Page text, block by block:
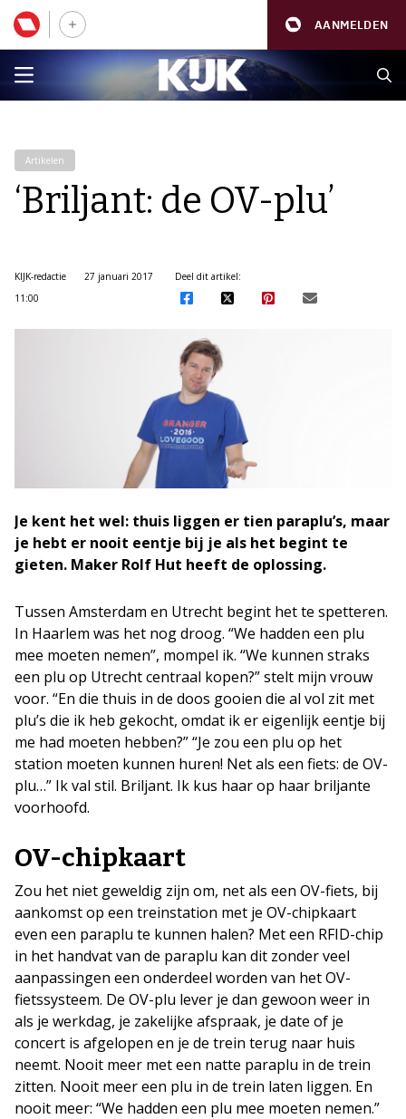
AANMELDEN
Artikelen
‘Briljant: de OV-plu’
KIJK-redactie
27 januari 2017
11:00
Deel dit artikel:
Je kent het wel: thuis liggen er tien paraplu’s, maar
je hebt er nooit eentje bij je als het begint te
gieten. Maker Rolf Hut heeft de oplossing.
Tussen Amsterdam en Utrecht begint het te spetteren.
In Haarlem was het nog droog. “We hadden een plu
mee moeten nemen”, mompel ik. “We kunnen straks
een plu op Utrecht centraal kopen?” stelt mijn vrouw
voor. “En die thuis in de doos gooien die al vol zit met
plu’s die ik heb gekocht, omdat ik er eigenlijk eentje bij
me had moeten hebben?” “Je zou een plu op het
station moeten kunnen huren! Net als een fiets: de OV-
plu…” Ik val stil. Briljant. Ik kus haar op haar briljante
voorhoofd.
OV-chipkaart
Zou het niet geweldig zijn om, net als een OV-fiets, bij
aankomst op een treinstation met je OV-chipkaart
even een paraplu te kunnen halen? Met een RFID-chip
in het handvat van de paraplu kan dit zonder veel
aanpassingen een onderdeel worden van het OV-
fietssysteem. De OV-plu lever je dan gewoon weer in
als je werkdag, je zakelijke afspraak, je date of je
concert is afgelopen en je de trein terug naar huis
neemt. Nooit meer met een natte paraplu in de trein
zitten. Nooit meer een plu in de trein laten liggen. En
nooit meer: “We hadden een plu mee moeten nemen.”